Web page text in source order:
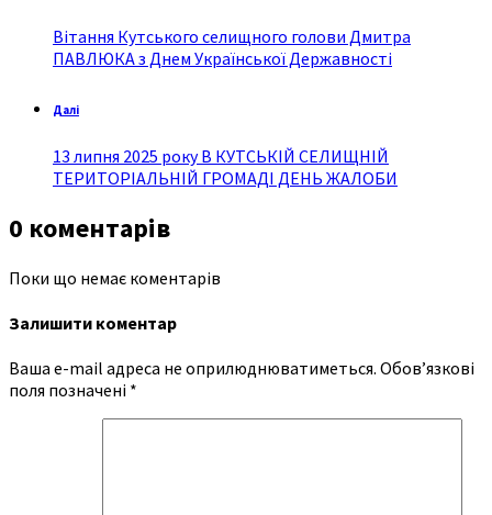
Вітання Кутського селищного голови Дмитра
ПАВЛЮКА з Днем Української Державності
Далі
13 липня 2025 року В КУТСЬКІЙ СЕЛИЩНІЙ
ТЕРИТОРІАЛЬНІЙ ГРОМАДІ ДЕНЬ ЖАЛОБИ
0 коментарів
Поки що немає коментарів
Залишити коментар
Ваша e-mail адреса не оприлюднюватиметься. Обов’язкові
поля позначені *